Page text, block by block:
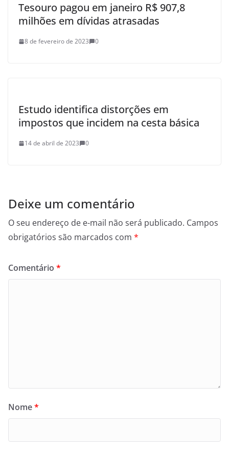
Tesouro pagou em janeiro R$ 907,8
milhões em dívidas atrasadas
8 de fevereiro de 2023 0
Estudo identifica distorções em
impostos que incidem na cesta básica
14 de abril de 2023 0
Deixe um comentário
O seu endereço de e-mail não será publicado. Campos
obrigatórios são marcados com *
Comentário *
Nome*